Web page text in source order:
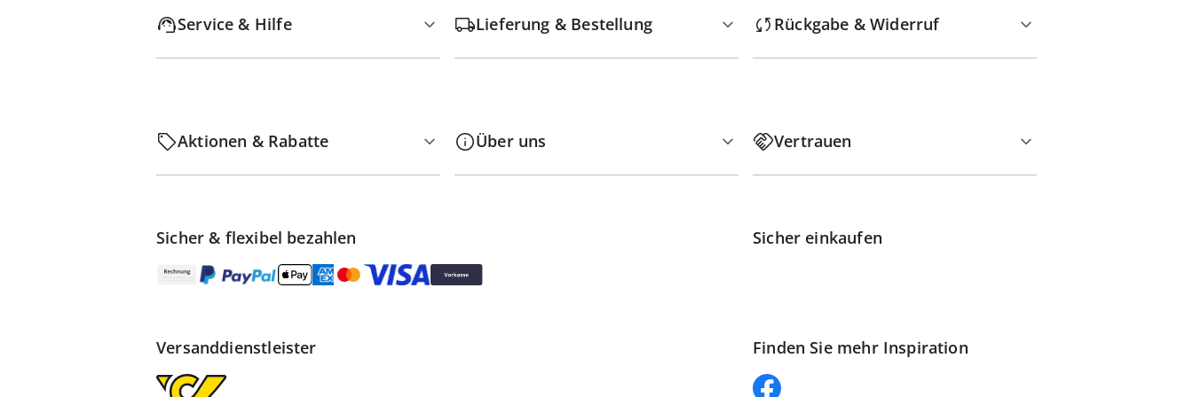
Service & Hilfe Lieferung & Bestellung Rückgabe & Widerruf
Aktionen & Rabatte Über uns Vertrauen
Sicher & flexibel bezahlen Sicher einkaufen
Versanddienstleister Finden Sie mehr Inspiration